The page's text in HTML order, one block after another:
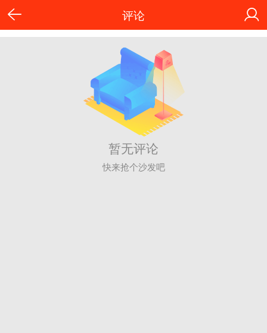
评论
暂无评论
快来抢个沙发吧